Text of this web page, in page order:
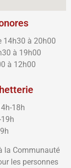
14h30 à 20h00
à 19h00
à 12h00
18h
la Communauté
les personnes